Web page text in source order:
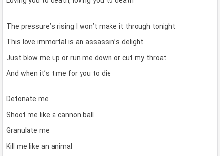
The pressure’s rising I won’t make it through tonight
This love immortal is an assassin’s delight
Just blow me up or run me down or cut my throat
And when it’s time for you to die
Detonate me
Shoot me like a cannon ball
Granulate me
Kill me like an animal